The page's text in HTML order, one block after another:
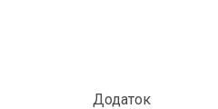
Додаток